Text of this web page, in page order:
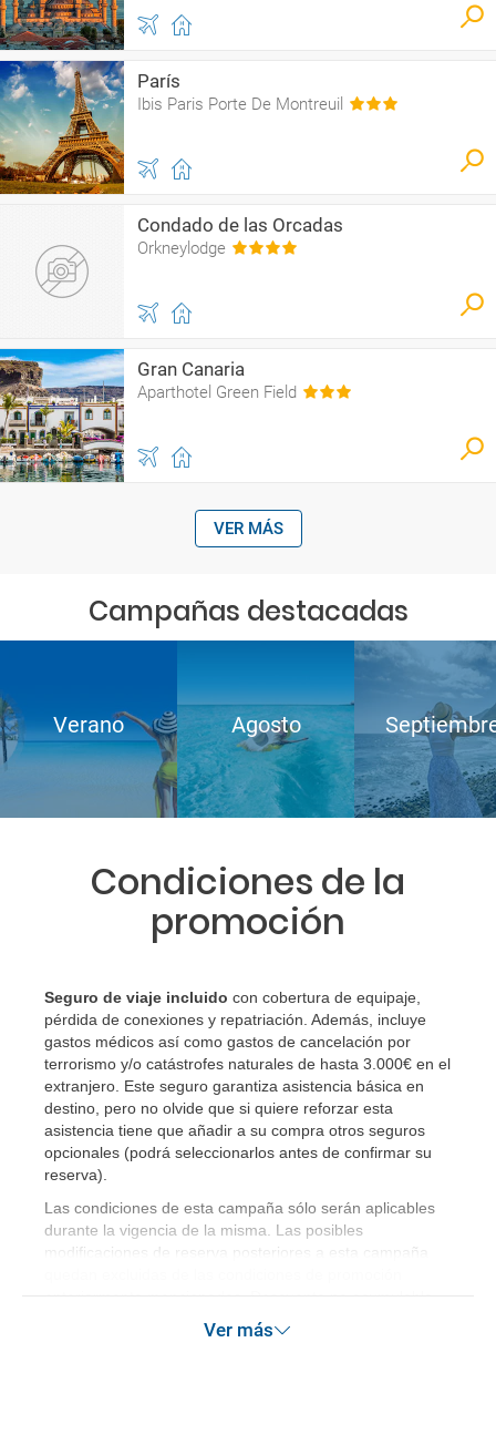
París
Ibis Paris Porte De Montreuil
Condado de las Orcadas
Orkneylodge
Gran Canaria
Aparthotel Green Field
VER MÁS
Campañas destacadas
Verano Agosto
Condiciones de la
promoción
Seguro de viaje incluido con cobertura de equipaje,
pérdida de conexiones y repatriación. Además, incluye
gastos médicos así como gastos de cancelación por
terrorismo y/o catástrofes naturales de hasta 3.000€ en el
extranjero. Este seguro garantiza asistencia básica en
destino, pero no olvide que si quiere reforzar esta
asistencia tiene que añadir a su compra otros seguros
opcionales (podrá seleccionarlos antes de confirmar su
reserva)
Las condiciones de esta campaña sólo serán aplicables
durante la vigencia de la misma. Las posibles
modificaciones de reserva posteriores a esta campaña
Ver más